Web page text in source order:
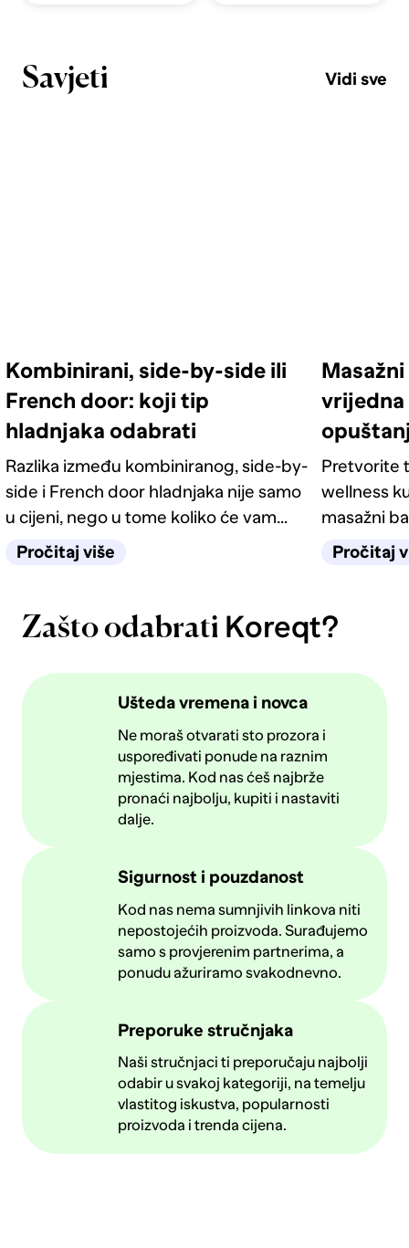
Savjeti Vidi sve
Kombinirani, side-by-side ili
French door: koji tip
hladnjaka odabrati
Razlika između kombiniranog, side-by-
side i French door hladnjaka nije samo
u cijeni, nego u tome koliko će vam
život u kuhinji biti jednostavan
Pročitaj više
vrijedna
Pretvorite
wellness
masažni
Pročitaj
Zašto odabrati Koreqt?
Ušteda vremena i novca
Ne moraš otvarati sto prozora i
uspoređivati ponude na raznim
mjestima. Kod nas ćeš najbrže
pronaći najbolju, kupiti i nastaviti
dalje.
Sigurnost i pouzdanost
Kod nas nema sumnjivih linkova niti
nepostojećih proizvoda. Surađujemo
samo s provjerenim partnerima, a
ponudu ažuriramo svakodnevno.
Preporuke stručnjaka
Naši stručnjaci ti preporučaju najbolji
odabir u svakoj kategoriji, na temelju
vlastitog iskustva, popularnosti
proizvoda i trenda cijena.